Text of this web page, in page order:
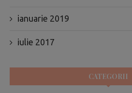
ianuarie 2019
iulie 2017
CATEGORII